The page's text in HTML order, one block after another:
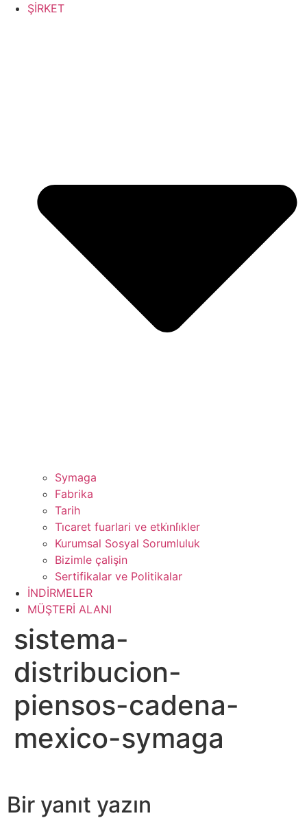
ŞİRKET
Symaga
Fabrika
Tarih
Ti̇caret fuarlari ve etki̇nli̇kler
Kurumsal Sosyal Sorumluluk
Bizimle çalişin
Sertifikalar ve Politikalar
İNDİRMELER
MÜŞTERİ ALANI
sistema-
distribucion-
piensos-cadena-
mexico-symaga
Bir yanıt yazın